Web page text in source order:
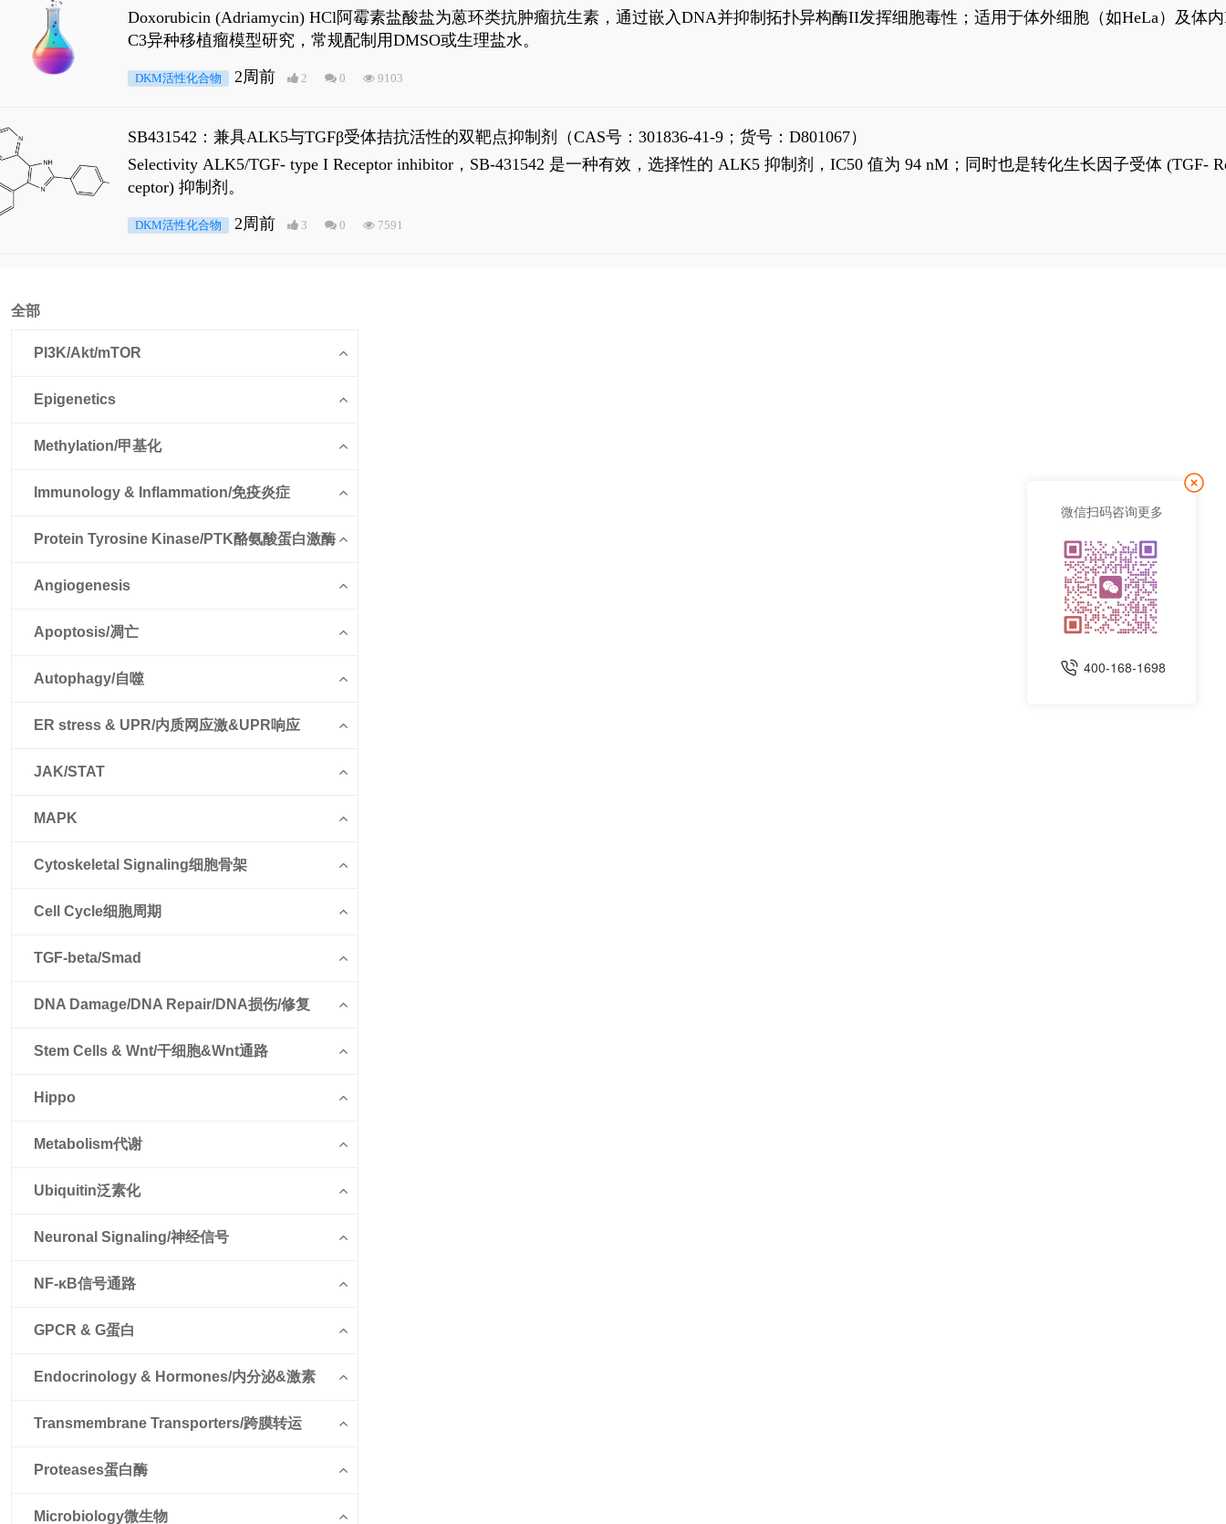
Doxorubicin (Adriamycin) HCl阿霉素盐酸盐为蒽环类抗肿瘤抗生素，通过嵌入DNA并抑制拓扑异构酶II发挥细胞毒性；适用于体外细胞（如HeLa）及体内
C3异种移植瘤模型研究，常规配制用DMSO或生理盐水。
DKM活性化合物 2周前 2 0 9103
SB431542：兼具ALK5与TGFβ受体拮抗活性的双靶点抑制剂（CAS号：301836-41-9；货号：D801067）
Selectivity ALK5/TGF- type I Receptor inhibitor，SB-431542 是一种有效，选择性的 ALK5 抑制剂，IC50 值为 94 nM；同时也是转化生长因子受体 (TGF-
ceptor) 抑制剂。
DKM活性化合物 2周前 3 0 7591
全部
PI3K/Akt/mTOR
Epigenetics
Methylation/甲基化
Immunology & Inflammation/免疫炎症
Protein Tyrosine Kinase/PTK酪氨酸蛋白激酶
Angiogenesis
Apoptosis/凋亡
Autophagy/自噬
ER stress & UPR/内质网应激&UPR响应
JAK/STAT
MAPK
Cytoskeletal Signaling细胞骨架
Cell Cycle细胞周期
TGF-beta/Smad
DNA Damage/DNA Repair/DNA损伤/修复
Stem Cells & Wnt/干细胞&Wnt通路
Hippo
Metabolism代谢
Ubiquitin泛素化
Neuronal Signaling/神经信号
NF-κB信号通路
GPCR & G蛋白
Endocrinology & Hormones/内分泌&激素
Transmembrane Transporters/跨膜转运
Proteases蛋白酶
Microbiology微生物
微信扫码咨询更多
400-168-1698